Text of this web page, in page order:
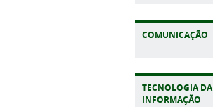
COMUNICAÇÃO
TECNOLOGIA DA
INFORMAÇÃO